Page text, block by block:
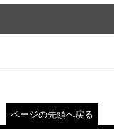
ページの先頭へ戻る